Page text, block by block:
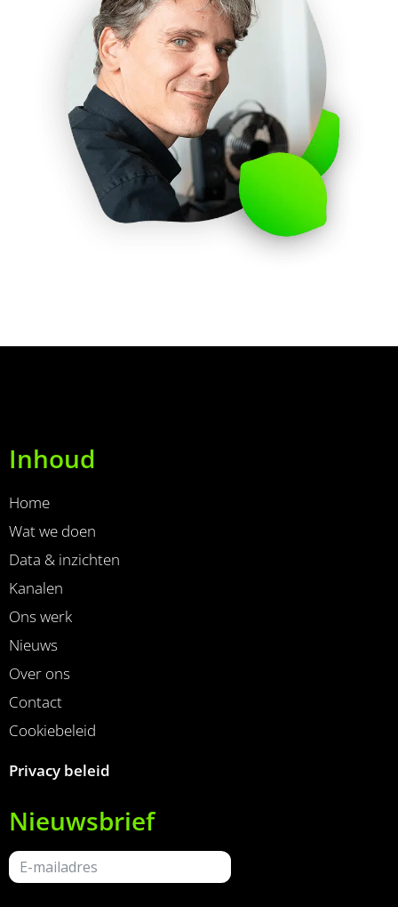
Inhoud
Home
Wat we doen
Data & inzichten
Kanalen
Ons werk
Nieuws
Over ons
Contact
Cookiebeleid
Privacy beleid
Nieuwsbrief